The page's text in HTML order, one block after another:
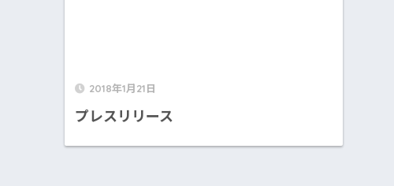
2018年1月21日
プレスリリース